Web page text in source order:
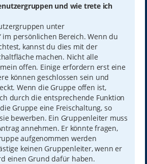
und wie trete ich
unter
im persönlichen Bereich. Wenn du
kannst du dies mit der
machen. Nicht alle
offen. Einige erfordern erst eine
können geschlossen sein und
Wenn die Gruppe offen ist,
durch die entsprechende Funktion
Gruppe eine Freischaltung, so
bewerben. Ein Gruppenleiter muss
annehmen. Er könnte fragen,
aufgenommen werden
keinen Gruppenleiter, wenn er
einen Grund dafür haben.